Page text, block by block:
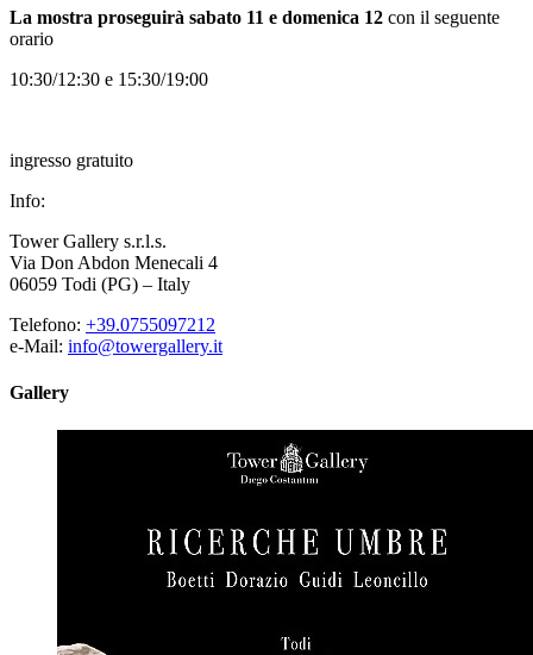
La mostra proseguirà sabato 11 e domenica 12 con il seguente
orario
10:30/12:30 e 15:30/19:00
ingresso gratuito
Info:
Tower Gallery s.r.l.s.
Via Don Abdon Menecali 4
06059 Todi (PG) – Italy
Telefono: +39.0755097212
e-Mail: info@towergallery.it
Gallery